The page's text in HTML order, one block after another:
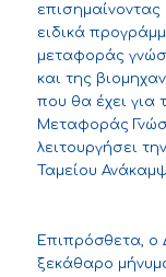
επισημαίνοντας
ειδικά
μεταφοράς
και της
που θα έχει για
Μεταφοράς
λειτουργήσει
Ταμείου
Επιπρόσθετα, ο
ξεκάθαρο